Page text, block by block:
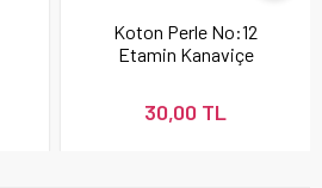
Koton Perle No:12
Etamin Kanaviçe
30,00 TL